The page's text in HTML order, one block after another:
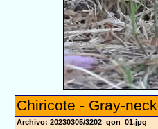
Chiricote - Gray-
Archivo: 20230305/3202_gon_01.jpg